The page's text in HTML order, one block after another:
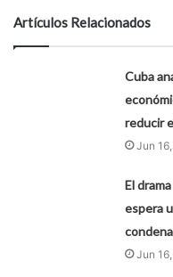
Artículos Relacionados
Cuba
reducir
Jun
El
espera
Jun